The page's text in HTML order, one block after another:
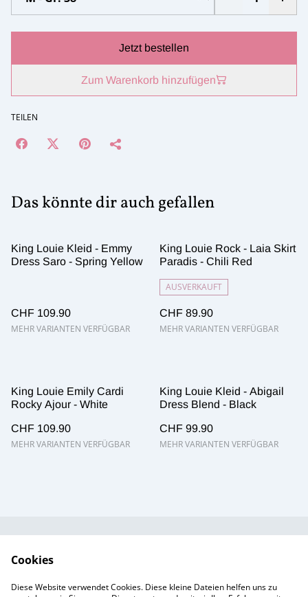
Jetzt bestellen
Zum Warenkorb hinzufügen
TEILEN
Das könnte dir auch gefallen
King Louie Kleid - Emmy
Dress Saro - Spring Yellow
CHF 109.90
MEHR VARIANTEN VERFÜGBAR
King Louie Rock - Laia Skirt
Paradis - Chili Red
AUSVERKAUFT
CHF 89.90
MEHR VARIANTEN VERFÜGBAR
King Louie Emily Cardi
Rocky Ajour - White
CHF 109.90
MEHR VARIANTEN VERFÜGBAR
King Louie Kleid - Abigail
Dress Blend - Black
CHF 99.90
MEHR VARIANTEN VERFÜGBAR
Öffnungszeiten
Cookies
Diese Website verwendet Cookies. Diese kleine Dateien helfen uns zu